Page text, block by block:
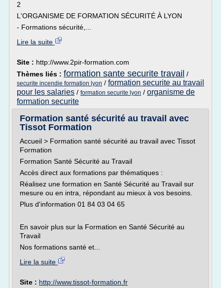
2
L'ORGANISME DE FORMATION SÉCURITÉ À LYON
- Formations sécurité,...
Lire la suite
Site : http://www.2pir-formation.com
Thèmes liés : formation sante securite travail /
securite incendie formation lyon / formation securite au travail
pour les salaries / formation securite lyon / organisme de
formation securite
Formation santé sécurité au travail avec
Tissot Formation
Accueil > Formation santé sécurité au travail avec Tissot
Formation
Formation Santé Sécurité au Travail
Accès direct aux formations par thématiques :
Réalisez une formation en Santé Sécurité au Travail sur
mesure ou en intra, répondant au mieux à vos besoins.
Plus d'information 01 84 03 04 65
En savoir plus sur la Formation en Santé Sécurité au
Travail
Nos formations santé et...
Lire la suite
Site : http://www.tissot-formation.fr